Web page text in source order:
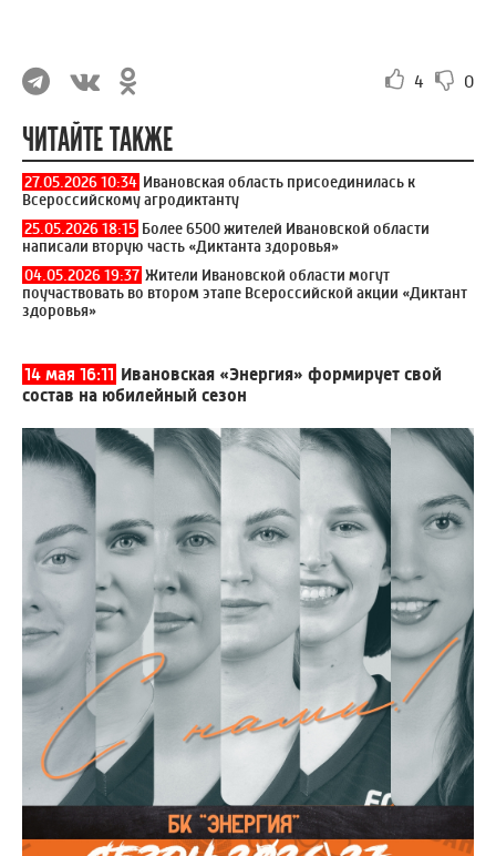
4 0
ЧИТАЙТЕ ТАКЖЕ
27.05.2026 10:34 Ивановская область присоединилась к
Всероссийскому агродиктанту
25.05.2026 18:15 Более 6500 жителей Ивановской области
написали вторую часть «Диктанта здоровья»
04.05.2026 19:37 Жители Ивановской области могут
поучаствовать во втором этапе Всероссийской акции «Диктант
здоровья»
14 мая 16:11 Ивановская «Энергия» формирует свой
состав на юбилейный сезон